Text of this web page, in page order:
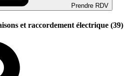
Prendre RDV
et raccordement électrique (39)